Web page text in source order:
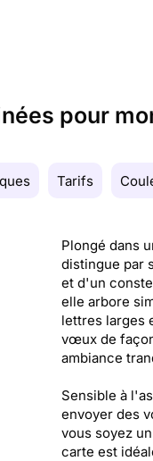
pour
Tarifs
Plongé dans
distingue par
et d'un
elle arbore
lettres larges
vœux de
ambiance
Sensible à
envoyer des
vous soyez
carte est